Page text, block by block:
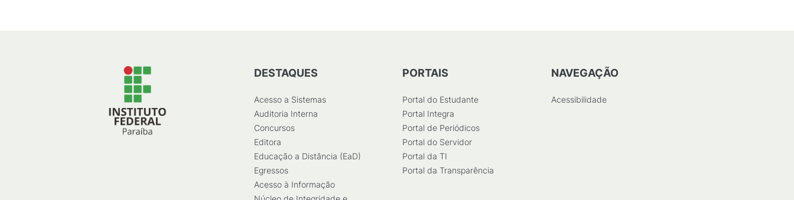
DESTAQUES
Acesso a Sistemas
Auditoria Interna
Concursos
Editora
Educação a Distância (EaD)
Egressos
Acesso à Informação
PORTAIS
Portal do Estudante
Portal Integra
Portal de Periódicos
Portal do Servidor
Portal da TI
Portal da Transparência
NAVEGAÇÃO
Acessibilidade